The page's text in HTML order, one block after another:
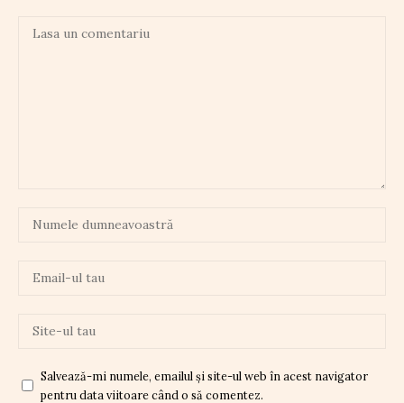
Salvează-mi numele, emailul și site-ul web în acest navigator
pentru data viitoare când o să comentez.